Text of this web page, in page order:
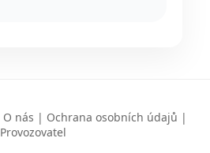
O nás | Ochrana osobních údajů |
Provozovatel